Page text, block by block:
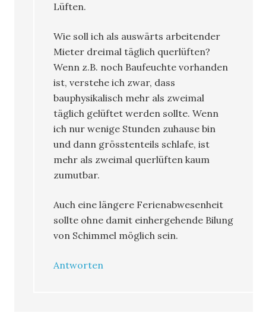
Lüften.
Wie soll ich als auswärts arbeitender
Mieter dreimal täglich querlüften?
Wenn z.B. noch Baufeuchte vorhanden
ist, verstehe ich zwar, dass
bauphysikalisch mehr als zweimal
täglich gelüftet werden sollte. Wenn
ich nur wenige Stunden zuhause bin
und dann grösstenteils schlafe, ist
mehr als zweimal querlüften kaum
zumutbar.
Auch eine längere Ferienabwesenheit
sollte ohne damit einhergehende Bilung
von Schimmel möglich sein.
Antworten